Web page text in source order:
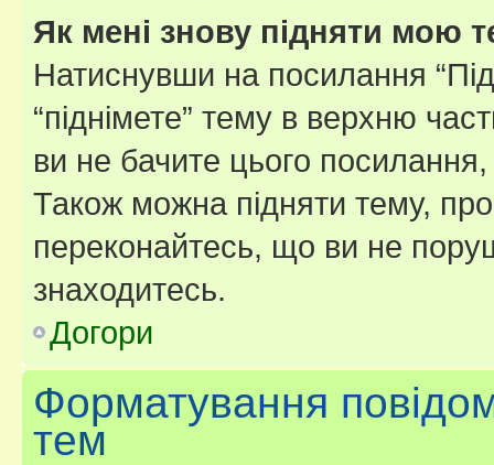
Як мені знову підняти мою
Натиснувши на посилання
“піднімете” тему в верхню
ви не бачите цього
Також можна підняти тему,
переконайтесь, що ви не
знаходитесь.
Догори
Форматування
тем